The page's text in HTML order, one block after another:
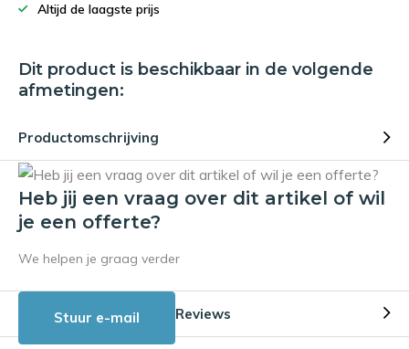
Altijd de laagste prijs
Dit product is beschikbaar in de volgende
afmetingen:
Productomschrijving
Heb jij een vraag over dit artikel of wil
je een offerte?
We helpen je graag verder
Stuur e-mail Reviews